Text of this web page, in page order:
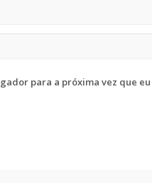
para a próxima vez que